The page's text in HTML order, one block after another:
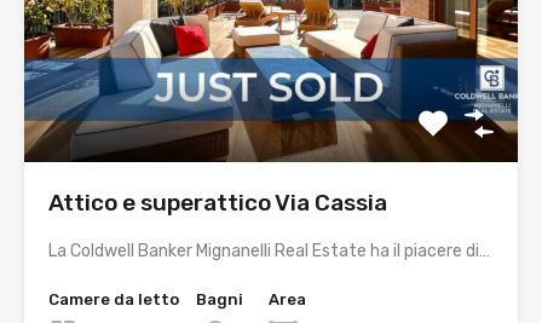
Attico e superattico Via Cassia
La Coldwell Banker Mignanelli Real Estate ha il piacere di…
Camere da letto
Bagni
Area